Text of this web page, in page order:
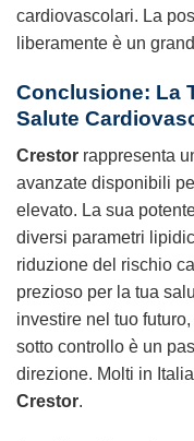
cardiovascolari. La
liberamente è un
Conclusione: La
Salute
Crestor rappresenta
avanzate disponibili
elevato. La sua
diversi parametri
riduzione del rischio
prezioso per la tua
investire nel tuo
sotto controllo è un
direzione. Molti in
Crestor.